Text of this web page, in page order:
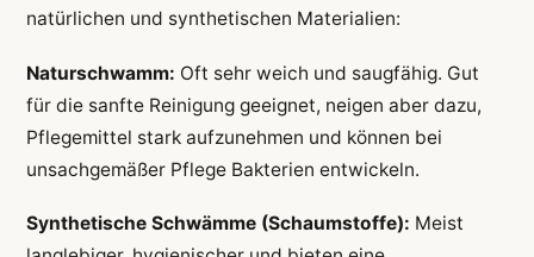
natürlichen und synthetischen Materialien:
Naturschwamm: Oft sehr weich und saugfähig. Gut
für die sanfte Reinigung geeignet, neigen aber dazu,
Pflegemittel stark aufzunehmen und können bei
unsachgemäßer Pflege Bakterien entwickeln.
Synthetische Schwämme (Schaumstoffe): Meist